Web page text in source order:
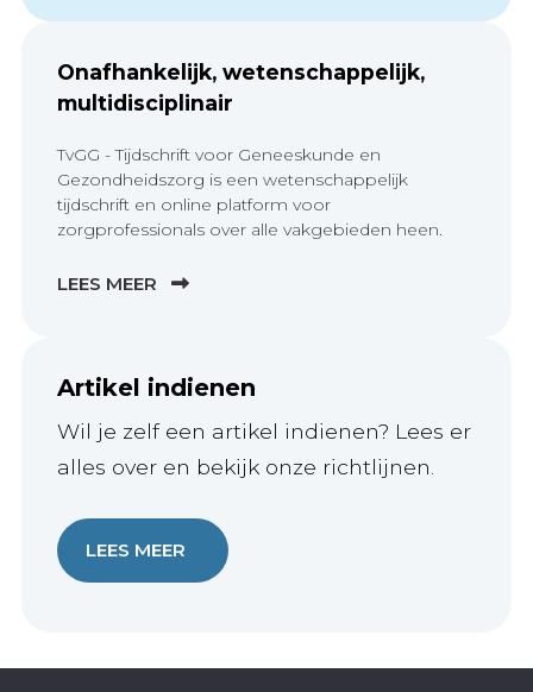
Onafhankelijk, wetenschappelijk,
multidisciplinair
TvGG - Tijdschrift voor Geneeskunde en
Gezondheidszorg is een wetenschappelijk
tijdschrift en online platform voor
zorgprofessionals over alle vakgebieden heen.
LEES MEER
Artikel indienen
Wil je zelf een artikel indienen? Lees er
alles over en bekijk onze richtlijnen.
LEES MEER